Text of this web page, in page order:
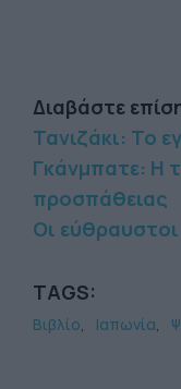
Διαβάστε
Τανιζάκι: Το
Γκάνμπατε: Η
προσπάθειας
Οι
TAGS:
Βιβλίο Ιαπωνία